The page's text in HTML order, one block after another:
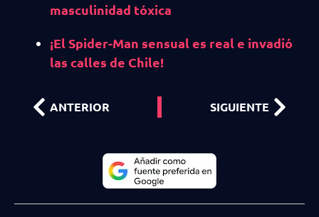
masculinidad tóxica
¡El Spider-Man sensual es real e invadió
las calles de Chile!
ANTERIOR SIGUIENTE